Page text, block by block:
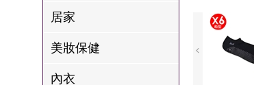
鮮蝦蝦滑
愛雅辣呦
沈玉琳代言羊
居家
美妝保健
內衣